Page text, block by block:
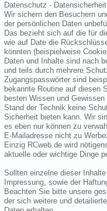
Datenschutz -
Wir sichern den Besuchern
der persönlichen Daten
Das bezieht sich auf die für
wie auf Date die
könnten (beispielweise
Daten und Inhalte sind nach
und teils durch mehrere
Zugangspasswörter sind
bekannte Routine auf diesen
besten Wissen und
Stand der Technik keine
Sicherheit bieten kann. Wir
es eben nur können zu
E-Mailadresse nicht zu
Einzig RCweb.de wird
aktuelle oder wichtige Dinge
Sollten einzelne dieser
Impressung, sowie der
Beachten Sie bitte unsere
der sich weitere und